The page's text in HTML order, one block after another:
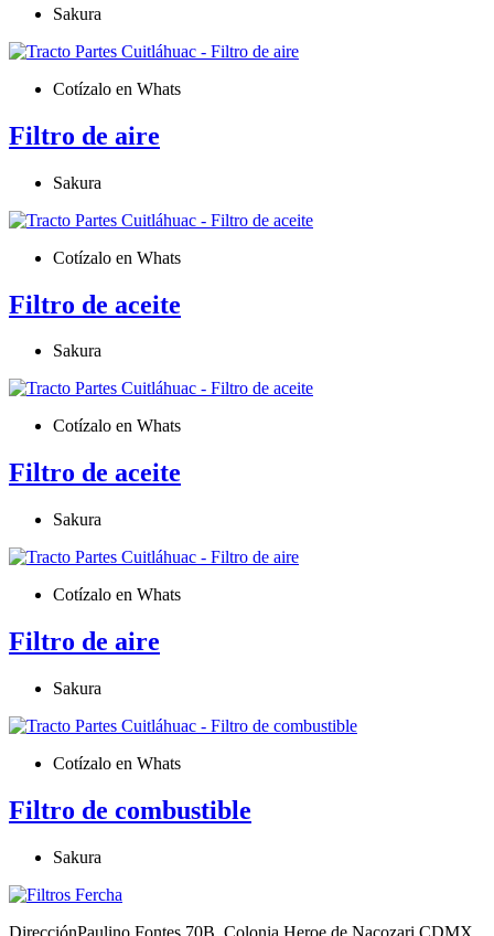
Sakura
Cotízalo en Whats
Filtro de aire
Sakura
Cotízalo en Whats
Filtro de aceite
Sakura
Cotízalo en Whats
Filtro de aceite
Sakura
Cotízalo en Whats
Filtro de aire
Sakura
Cotízalo en Whats
Filtro de combustible
Sakura
DirecciónPaulino Fontes 70B, Colonia Heroe de Nacozari CDMX